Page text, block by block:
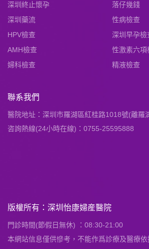
深圳終止懷孕
落仔幾錢
深圳藥流
性病檢查
HPV檢查
深圳早孕檢
AMH檢查
性激素六項
婦科檢查
精液檢查
聯系我們
醫院地址：深圳市羅湖區紅桂路1018號(離羅
咨詢熱線(24小時在線)：0755-25595888
版權所有：深圳怡康婦産醫院
門診時間(節假日無休) ：08:30-21:00
本網站信息僅供慘考，不能作爲診療及醫療依